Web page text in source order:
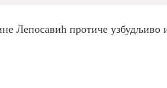
Лепосавић протиче узбудљиво